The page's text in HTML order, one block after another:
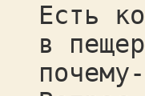
Есть
в